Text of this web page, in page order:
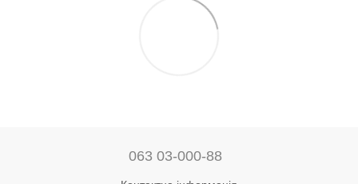
063 03-000-88